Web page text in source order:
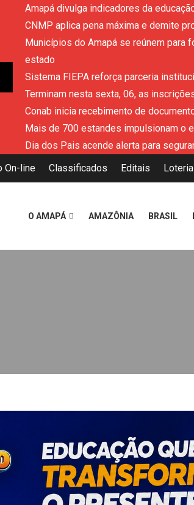
Amapá divulga indicadores da
CNMP aplica pena máxima e demite
Municípios do Amapá se reúnem para
estado
Sistema FIEPA reforça parceria
Terminam nesta sexta, 06, as
Conab inicia recebimento de
Mais de 700 estandes impulsionam o
Dia dos Pais acende alerta para
On-line Classificados Editais
O AMAPÁ AMAZÔNIA BRASIL